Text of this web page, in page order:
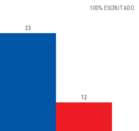
100% ESCRUTADO
23
12